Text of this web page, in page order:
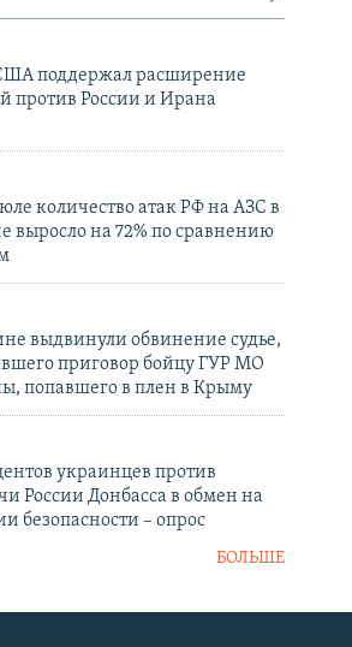
поддержал расширение
против России и Ирана
количество атак РФ на АЗС в
выросло на 72% по сравнению
выдвинули обвинение судье,
приговор бойцу ГУР МО
попавшего в плен в Крыму
украинцев против
России Донбасса в обмен на
безопасности – опрос
БОЛЬШЕ